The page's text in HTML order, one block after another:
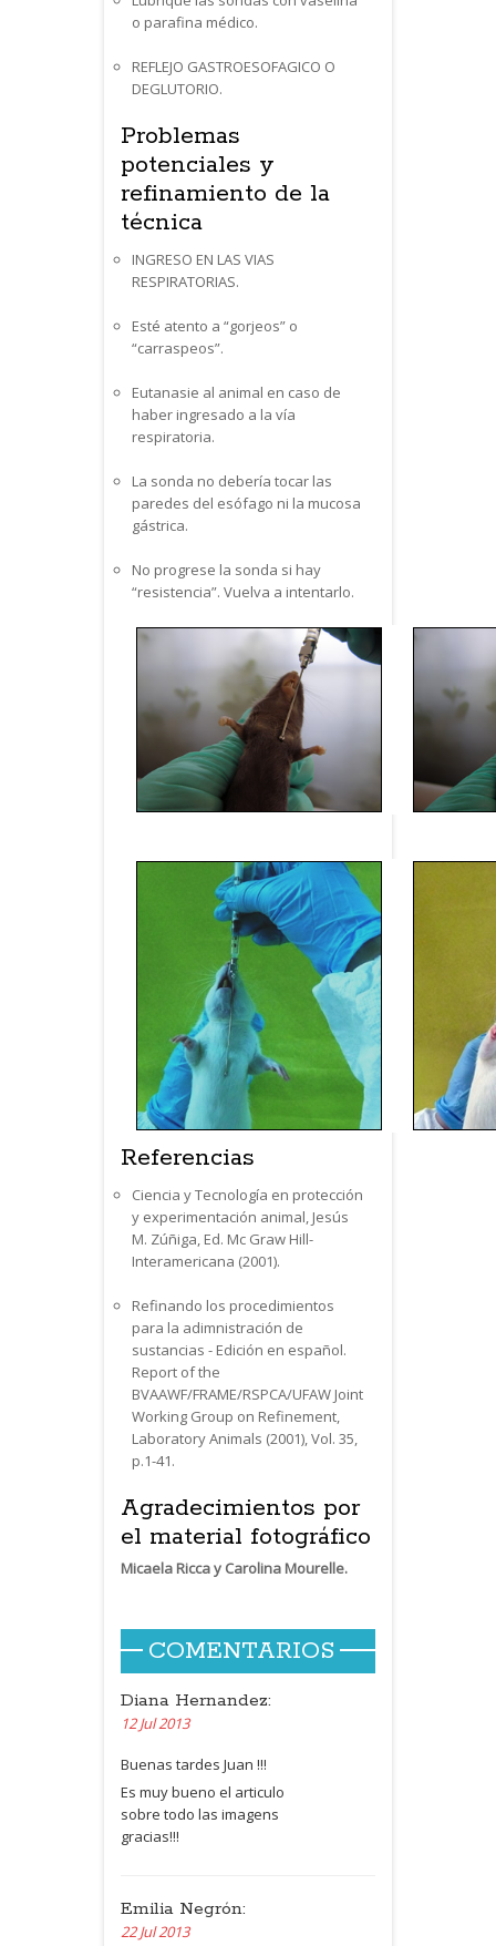
o parafina médico.
REFLEJO GASTROESOFAGICO O
DEGLUTORIO.
Problemas
potenciales y
refinamiento de la
técnica
INGRESO EN LAS VIAS
RESPIRATORIAS.
Esté atento a “gorjeos” o
“carraspeos”.
Eutanasie al animal en caso de
haber ingresado a la vía
respiratoria.
La sonda no debería tocar las
paredes del esófago ni la mucosa
gástrica.
No progrese la sonda si hay
“resistencia”. Vuelva a intentarlo.
Referencias
Ciencia y Tecnología en protección
y experimentación animal, Jesús
M. Zúñiga, Ed. Mc Graw Hill-
Interamericana (2001).
Refinando los procedimientos
para la adimnistración de
sustancias - Edición en español.
Report of the
BVAAWF/FRAME/RSPCA/UFAW Joint
Working Group on Refinement,
Laboratory Animals (2001), Vol. 35,
p.1-41.
Agradecimientos por
el material fotográfico
Micaela Ricca y Carolina Mourelle.
COMENTARIOS
Diana Hernandez:
12 Jul 2013
Buenas tardes Juan !!!
Es muy bueno el articulo
sobre todo las imagens
gracias!!!
Emilia Negrón:
22 Jul 2013